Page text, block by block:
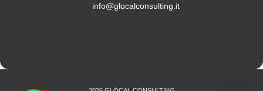
info@glocalconsulting.it